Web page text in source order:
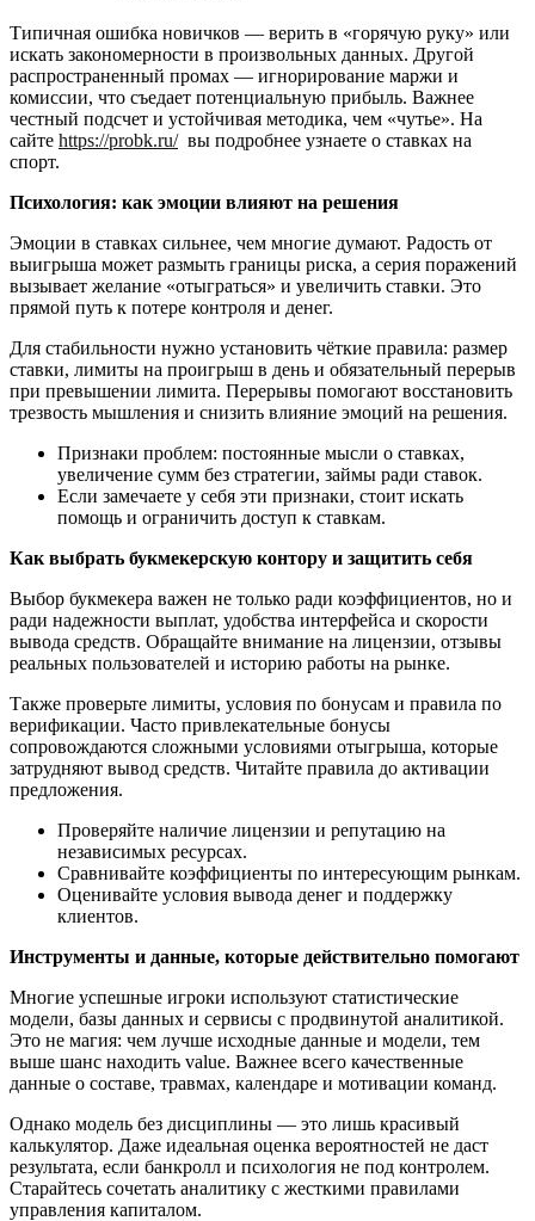
Типичная ошибка новичков — верить в «горячую руку» или
искать закономерности в произвольных данных. Другой
распространенный промах — игнорирование маржи и
комиссии, что съедает потенциальную прибыль. Важнее
честный подсчет и устойчивая методика, чем «чутье». На
сайте https://probk.ru/вы подробнее узнаете о ставках на
спорт.
Психология: как эмоции влияют на решения
Эмоции в ставках сильнее, чем многие думают. Радость от
выигрыша может размыть границы риска, а серия поражений
вызывает желание «отыграться» и увеличить ставки. Это
прямой путь к потере контроля и денег.
Для стабильности нужно установить чёткие правила: размер
ставки, лимиты на проигрыш в день и обязательный перерыв
при превышении лимита. Перерывы помогают восстановить
трезвость мышления и снизить влияние эмоций на решения.
Признаки проблем: постоянные мысли о ставках,
увеличение сумм без стратегии, займы ради ставок.
Если замечаете у себя эти признаки, стоит искать
помощь и ограничить доступ к ставкам.
Как выбрать букмекерскую контору и защитить себя
Выбор букмекера важен не только ради коэффициентов, но и
ради надежности выплат, удобства интерфейса и скорости
вывода средств. Обращайте внимание на лицензии, отзывы
реальных пользователей и историю работы на рынке.
Также проверьте лимиты, условия по бонусам и правила по
верификации. Часто привлекательные бонусы
сопровождаются сложными условиями отыгрыша, которые
затрудняют вывод средств. Читайте правила до активации
предложения.
Проверяйте наличие лицензии и репутацию на
независимых ресурсах.
Сравнивайте коэффициенты по интересующим рынкам.
Оценивайте условия вывода денег и поддержку
клиентов.
Инструменты и данные, которые действительно помогают
Многие успешные игроки используют статистические
модели, базы данных и сервисы с продвинутой аналитикой.
Это не магия: чем лучше исходные данные и модели, тем
выше шанс находить value. Важнее всего качественные
данные о составе, травмах, календаре и мотивации команд.
Однако модель без дисциплины — это лишь красивый
калькулятор. Даже идеальная оценка вероятностей не даст
результата, если банкролл и психология не под контролем.
Старайтесь сочетать аналитику с жесткими правилами
управления капиталом.